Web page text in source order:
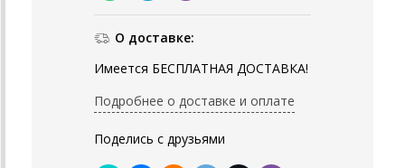
О доставке:
Имеется БЕСПЛАТНАЯ ДОСТАВКА!
Подробнее о доставке и оплате
Поделись с друзьями